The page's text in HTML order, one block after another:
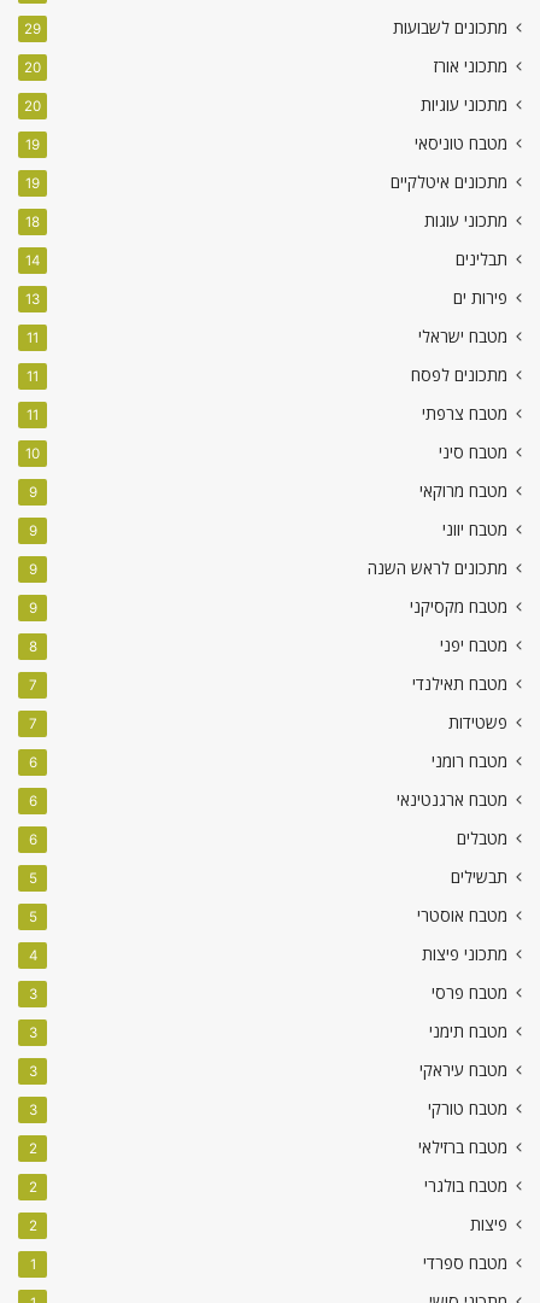
מתכונים לשבועות 29
מתכוני אורז 20
מתכוני עוגיות 20
מטבח טוניסאי 19
מתכונים איטלקיים 19
מתכוני עוגות 18
תבלינים 14
פירות ים 13
מטבח ישראלי 11
מתכונים לפסח 11
מטבח צרפתי 11
מטבח סיני 10
מטבח מרוקאי 9
מטבח יווני 9
מתכונים לראש השנה 9
מטבח מקסיקני 9
מטבח יפני 8
מטבח תאילנדי 7
פשטידות 7
מטבח רומני 6
מטבח ארגנטינאי 6
מטבלים 6
תבשילים 5
מטבח אוסטרי 5
מתכוני פיצות 4
מטבח פרסי 3
מטבח תימני 3
מטבח עיראקי 3
מטבח טורקי 3
מטבח ברזילאי 2
מטבח בולגרי 2
פיצות 2
מטבח ספרדי 1